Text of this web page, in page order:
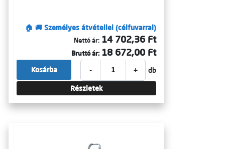
🏠 🚚 Személyes átvétellel (célfuvarral)
Nettó ár: 14 702,36 Ft
Bruttó ár: 18 672,00 Ft
- + db
Kosárba
Részletek